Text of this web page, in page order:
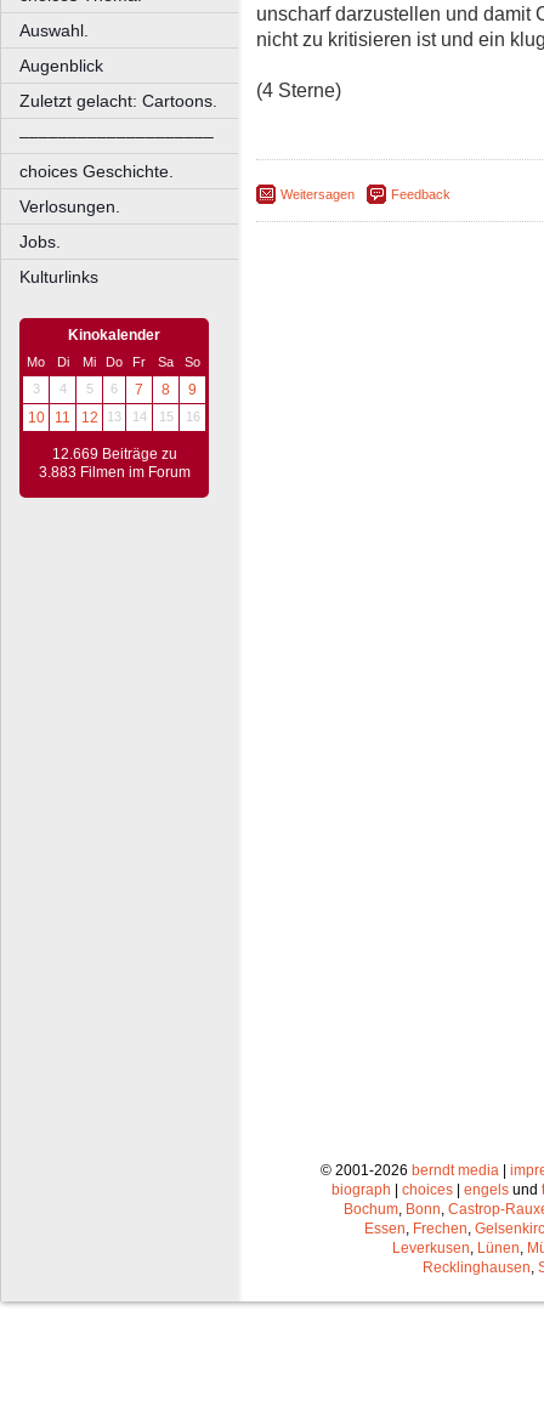
Auswahl.
Augenblick
Zuletzt gelacht: Cartoons.
––––––––––––––––––––
choices Geschichte.
Verlosungen.
Jobs.
Kulturlinks
Kinokalender
Mo Di Mi Do Fr Sa
So
3
4 5 6 7 8
9
10
11 12 13 14 15 16
12.669 Beiträge zu
3.883 Filmen im Forum
unscharf darzustellen und damit
nicht zu kritisieren ist und ein
(4 Sterne)
Weitersagen Feedback
© 2001-2026 berndt media |
biograph | choices | engels und
Bochum Bonn Castrop-
Essen Frechen
Leverkusen Lünen
Recklinghausen